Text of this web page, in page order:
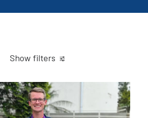
Show filters